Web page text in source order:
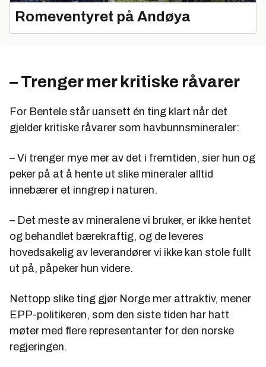
Romeventyret på Andøya
– Trenger mer kritiske råvarer
For Bentele står uansett én ting klart når det
gjelder kritiske råvarer som havbunnsmineraler:
– Vi trenger mye mer av det i fremtiden, sier hun og
peker på at å hente ut slike mineraler alltid
innebærer et inngrep i naturen.
– Det meste av mineralene vi bruker, er ikke hentet
og behandlet bærekraftig, og de leveres
hovedsakelig av leverandører vi ikke kan stole fullt
ut på, påpeker hun videre.
Nettopp slike ting gjør Norge mer attraktiv, mener
EPP-politikeren, som den siste tiden har hatt
møter med flere representanter for den norske
regjeringen.